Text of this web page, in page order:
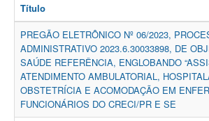
Título
PREGÃO ELETRÔNICO Nº 06/2023,
ADMINISTRATIVO 2023.6.30033898, DE
SAÚDE REFERÊNCIA, ENGLOBANDO
ATENDIMENTO AMBULATORIAL,
OBSTETRÍCIA E ACOMODAÇÃO EM
FUNCIONÁRIOS DO CRECI/PR E SE